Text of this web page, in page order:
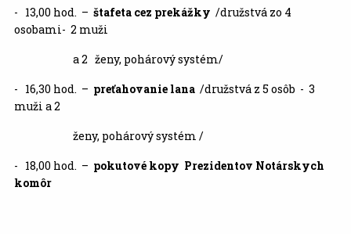
- 13,00 hod. – štafeta cez prekážky /družstvá zo 4
osobami- 2 muži
a 2 ženy, pohárový systém/
- 16,30 hod. – preťahovanie lana/družstvá z 5 osôb - 3
muži a 2
ženy, pohárový systém /
- 18,00 hod. – pokutové kopy Prezidentov Notárskych
komôr